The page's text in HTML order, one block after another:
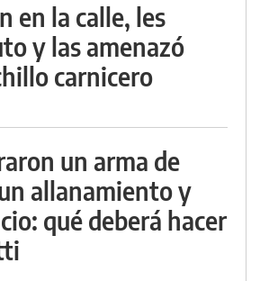
en la calle, les
y las amenazó
carnicero
un arma de
allanamiento y
qué deberá hacer